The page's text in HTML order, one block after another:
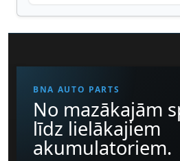
BNA AUTO PARTS
No mazākajām
līdz lielākajiem
akumulatoriem.